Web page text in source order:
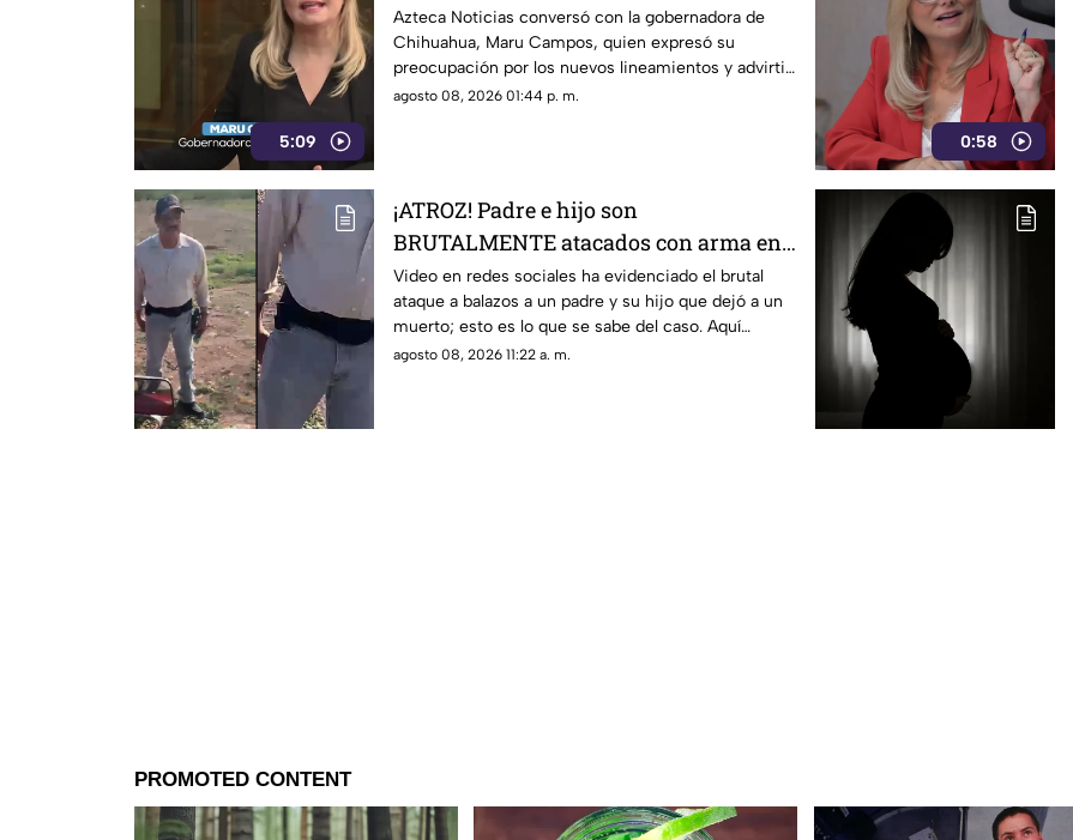
5:09
posibles riesgos por nuevos
lineamientos
Azteca Noticias conversó con la gobernadora de
Chihuahua, Maru Campos, quien expresó su
preocupación por los nuevos lineamientos y advirtió
que podrían afectar la libertad de expresión.
agosto 08, 2026 01:44 p. m.
0:58
¡ATROZ! Padre e hijo son
BRUTALMENTE atacados con arma en
riña; hay un MUERTO (+VIDEO)
Video en redes sociales ha evidenciado el brutal
ataque a balazos a un padre y su hijo que dejó a un
muerto; esto es lo que se sabe del caso. Aquí
detalles.
agosto 08, 2026 11:22 a. m.